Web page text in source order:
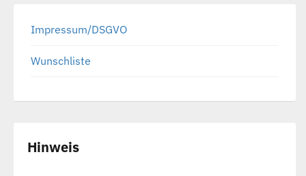
Impressum/DSGVO
Wunschliste
Hinweis